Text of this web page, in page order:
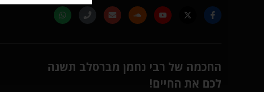
החכמה של רבי נחמן מברסלב תשנה
לכם את החיים!